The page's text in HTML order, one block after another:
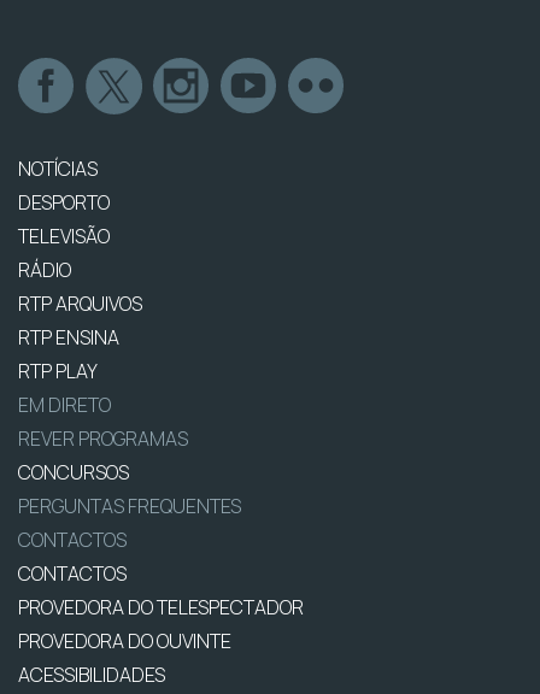
NOTÍCIAS
DESPORTO
TELEVISÃO
RÁDIO
RTP ARQUIVOS
RTP ENSINA
RTP PLAY
EM DIRETO
REVER PROGRAMAS
CONCURSOS
PERGUNTAS FREQUENTES
CONTACTOS
CONTACTOS
PROVEDORA DO TELESPECTADOR
PROVEDORA DO OUVINTE
ACESSIBILIDADES